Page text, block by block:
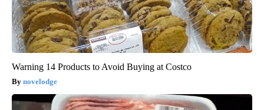
Warning 14 Products to Avoid Buying at Costco
novelodge